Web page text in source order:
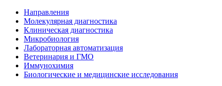
Направления
Молекулярная диагностика
Клиническая диагностика
Микробиология
Лабораторная автоматизация
Ветеринария и ГМО
Иммунохимия
Биологические и медицинские исследования